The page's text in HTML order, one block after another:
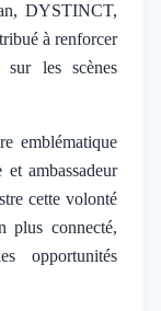
DYSTINCT,
à renforcer
les scènes
emblématique
ambassadeur
cette volonté
plus connecté,
opportunités